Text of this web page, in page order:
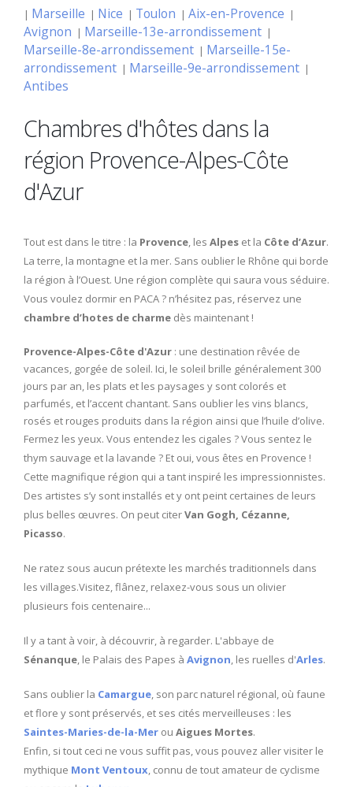
| Marseille | Nice | Toulon | Aix-en-Provence |
Avignon | Marseille-13e-arrondissement |
Marseille-8e-arrondissement | Marseille-15e-
arrondissement | Marseille-9e-arrondissement |
Antibes
Chambres d'hôtes dans la
région Provence-Alpes-Côte
d'Azur
Tout est dans le titre : la Provence, les Alpes et la Côte d’Azur.
La terre, la montagne et la mer. Sans oublier le Rhône qui borde
la région à l’Ouest. Une région complète qui saura vous séduire.
Vous voulez dormir en PACA ? n’hésitez pas, réservez une
chambre d’hotes de charme dès maintenant !
Provence-Alpes-Côte d'Azur : une destination rêvée de
vacances, gorgée de soleil. Ici, le soleil brille généralement 300
jours par an, les plats et les paysages y sont colorés et
parfumés, et l’accent chantant. Sans oublier les vins blancs,
rosés et rouges produits dans la région ainsi que l’huile d’olive.
Fermez les yeux. Vous entendez les cigales ? Vous sentez le
thym sauvage et la lavande ? Et oui, vous êtes en Provence !
Cette magnifique région qui a tant inspiré les impressionnistes.
Des artistes s’y sont installés et y ont peint certaines de leurs
plus belles œuvres. On peut citerVan Gogh, Cézanne,
Picasso.
Ne ratez sous aucun prétexte les marchés traditionnels dans
les villages.Visitez, flânez, relaxez-vous sous un olivier
plusieurs fois centenaire...
Il y a tant à voir, à découvrir, à regarder. L'abbaye de
Sénanque, le Palais des Papes à Avignon, les ruelles d'Arles.
Sans oublier la Camargue, son parc naturel régional, où faune
et flore y sont préservés, et ses cités merveilleuses : les
Saintes-Maries-de-la-Mer ou Aigues Mortes.
Enfin, si tout ceci ne vous suffit pas, vous pouvez aller visiter le
mythique Mont Ventoux, connu de tout amateur de cyclisme